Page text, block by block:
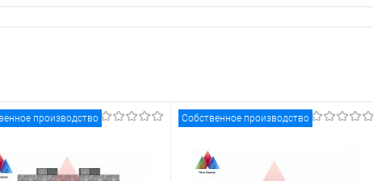
производство Собственное производство